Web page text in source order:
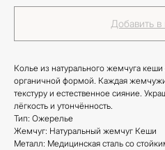
Добавить в
Колье из натурального жемчуга кеши
органичной формой. Каждая
текстуру и естественное сияние.
лёгкость и утончённость.
Тип: Ожерелье
Жемчуг: Натуральный жемчуг Кеши
Металл: Медицинская сталь со